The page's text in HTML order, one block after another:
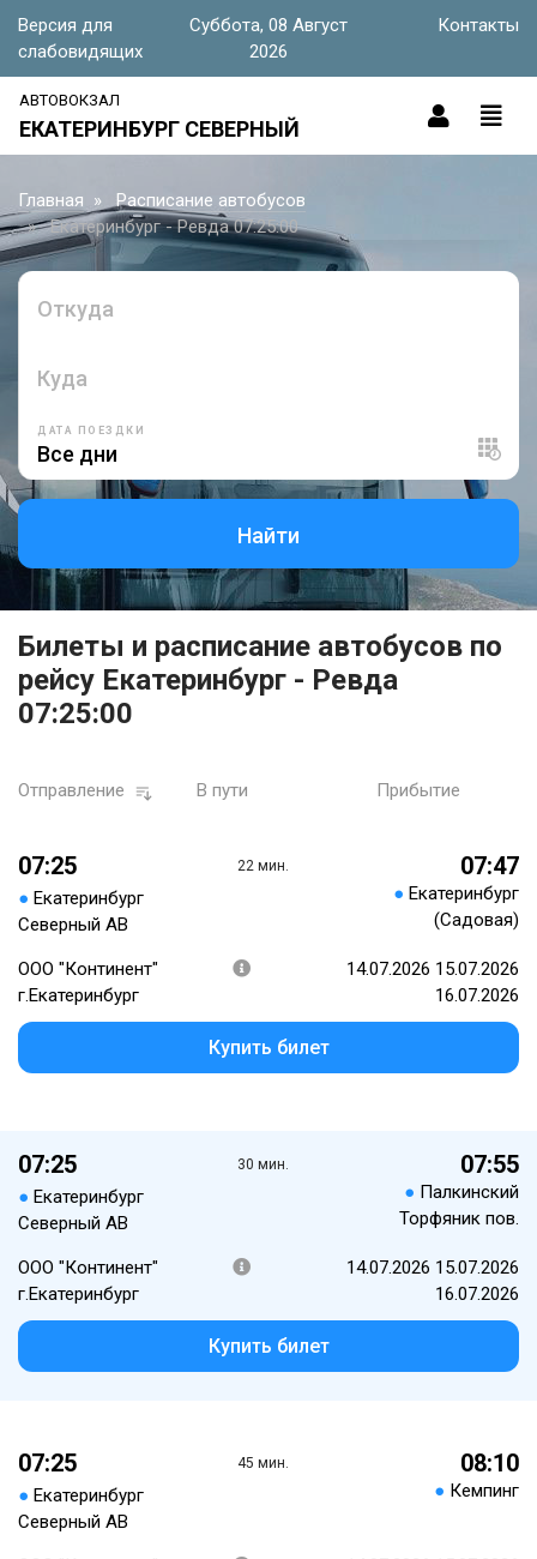
Версия для
слабовидящих
Суббота, 08 Август
2026
Контакты
АВТОВОКЗАЛ
ЕКАТЕРИНБУРГ СЕВЕРНЫЙ
Главная
Расписание автобусов
Екатеринбург - Ревда 07:25:00
Откуда
Куда
ДАТА ПОЕЗДКИ
Найти
Билеты и расписание автобусов по
рейсу Екатеринбург - Ревда
07:25:00
Отправление В пути Прибытие
07:25
● Екатеринбург
Северный АВ
22 мин. 07:47
● Екатеринбург
(Садовая)
ООО "Континент"
г.Екатеринбург
14.07.2026 15.07.2026
16.07.2026
Купить билет
07:25
● Екатеринбург
Северный АВ
30 мин. 07:55
● Палкинский
Торфяник пов.
ООО "Континент"
г.Екатеринбург
14.07.2026 15.07.2026
16.07.2026
Купить билет
07:25
● Екатеринбург
Северный АВ
45 мин. 08:10
● Кемпинг